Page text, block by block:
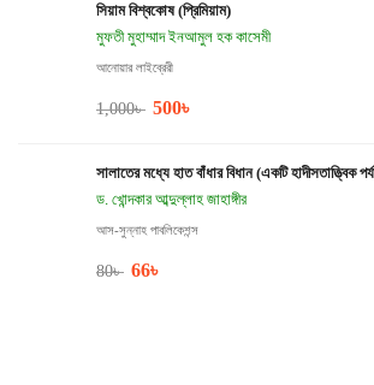
সিয়াম বিশ্বকোষ (প্রিমিয়াম)
মুফতী মুহাম্মাদ ইনআমুল হক কাসেমী
আনোয়ার লাইব্রেরী
1,000৳ 500৳
সালাতের মধ্যে হাত বাঁধার বিধান (একটি হাদীসতাত্ত্বিক
ড. খোন্দকার আব্দুল্লাহ জাহাঙ্গীর
আস-সুন্নাহ পাবলিকেশন্স
80৳ 66৳